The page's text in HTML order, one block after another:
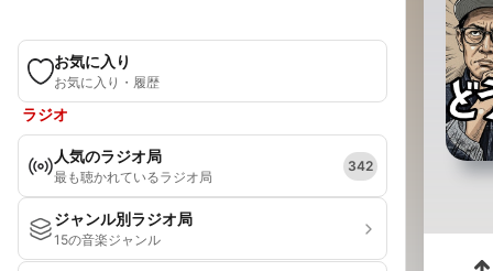
お気に入り
お気に入り・履歴
ラジオ
人気のラジオ局
最も聴かれているラジオ局
342
ジャンル別ラジオ局
15の音楽ジャンル